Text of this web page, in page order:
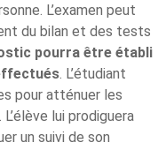
L’examen peut
du bilan et des tests
pourra être établi
. L’étudiant
pour atténuer les
lui prodiguera
un suivi de son